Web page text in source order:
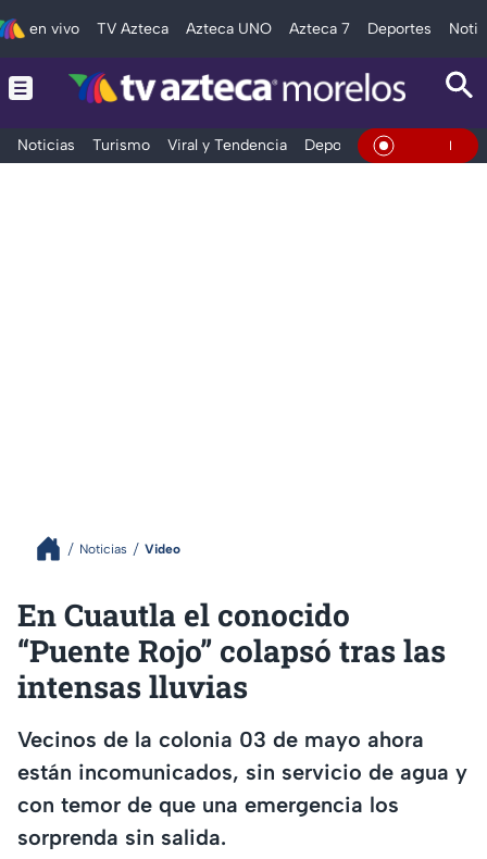
en vivo TV Azteca Azteca UNO Azteca 7 Deportes
Noticias Turismo Viral y Tendencia Deportes Espectáculos
En Vivo
Noticias Video
En Cuautla el conocido
“Puente Rojo” colapsó tras las
intensas lluvias
Vecinos de la colonia 03 de mayo ahora
están incomunicados, sin servicio de agua y
con temor de que una emergencia los
sorprenda sin salida.